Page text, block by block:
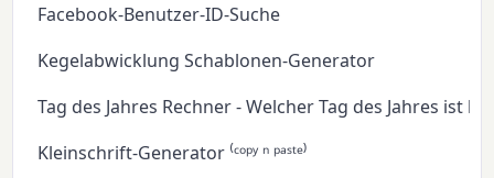
Facebook-Benutzer-ID-Suche
Kegelabwicklung Schablonen-Generator
Tag des Jahres Rechner - Welcher Tag des Jahres ist
Kleinschrift-Generator ⁽ᶜᵒᵖʸ ⁿ ᵖᵃˢᵗᵉ⁾